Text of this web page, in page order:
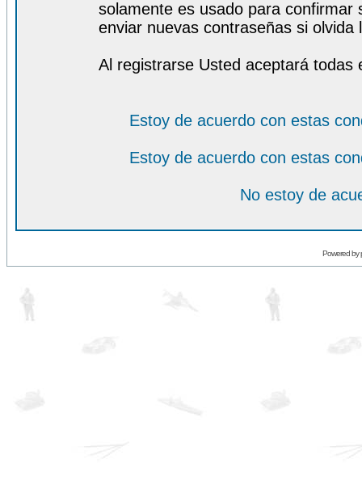
solamente es usado para
enviar nuevas contraseñas si olvida
Al registrarse Usted aceptará todas
Estoy de acuerdo con estas
Estoy de acuerdo con estas
No estoy de
Powered by